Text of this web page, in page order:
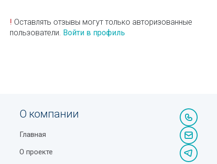
! Оставлять отзывы могут только авторизованные
пользователи. Войти в профиль
О компании
Главная
О проекте